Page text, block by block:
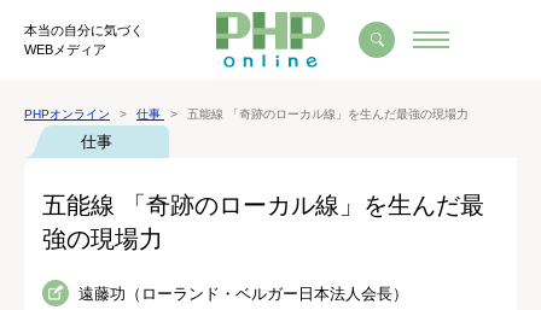
本当の自分に気づく
WEBメディア
PHPオンライン 仕事 五能線 「奇跡のローカル線」を生んだ最強の現場力
仕事
五能線 「奇跡のローカル線」を生んだ最
強の現場力
遠藤功（ローランド・ベルガー日本法人会長）